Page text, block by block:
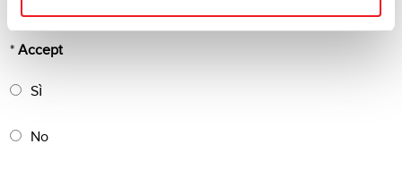
manner specified in the same notice.
*Accept
Sì
No